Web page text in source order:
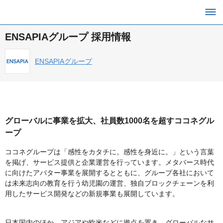
ENSAPIAグループ 採用情報
ENSAPIAグループ
グローバルに事業を拡大、社員数1000名を超すココネグル
ープ
ココネグループは「感性をカタチに。感性を身近に。」という言葉
を掲げ、サービス提供と企業運営を行っています。メタバース時代
に向けたアバター事業を展開するとともに、グループ各社において
は未来志向の教育を行う幼児園の運営、独自ブロックチェーンを利
用したサービス開発などの新規事業も展開しています。